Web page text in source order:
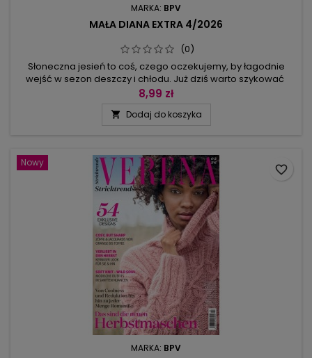
MARKA: BPV
MAŁA DIANA EXTRA 4/2026
(0)
Słoneczna jesień to coś, czego oczekujemy, by łagodnie
wejść w sezon deszczy i chłodu. Już dziś warto szykować
lekkie sweterki, minispódniczkę, mitenki i komin z koronką
frędzlami oraz 4 propozycje tak lubianych kardiganów: każdy
8,99 zł
 Dodaj do koszyka
Nowy
MARKA: BPV
favorite_border